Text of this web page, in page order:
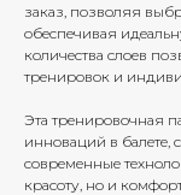
заказ, позволяя
обеспечивая
количества слоев
тренировок и
Эта тренировочная
инноваций в балете,
современные
красоту, но и